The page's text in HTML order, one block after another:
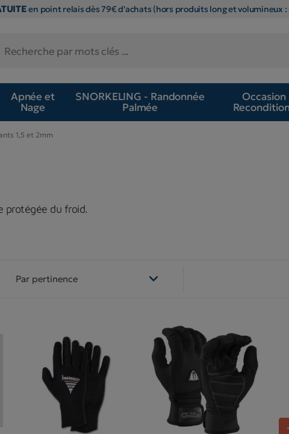
en point relais dès 79€ d'achats (hors produits long et volumineux
Apnée et
Nage
SNORKELING - Randonnée
Palmée
Occasion
1,5 et 2mm
protégée du froid.
Par pertinence 